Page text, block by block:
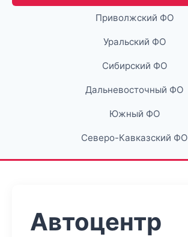
Приволжский ФО
Уральский ФО
Сибирский ФО
Дальневосточный ФО
Южный ФО
Северо-Кавказский ФО
Автоцентр